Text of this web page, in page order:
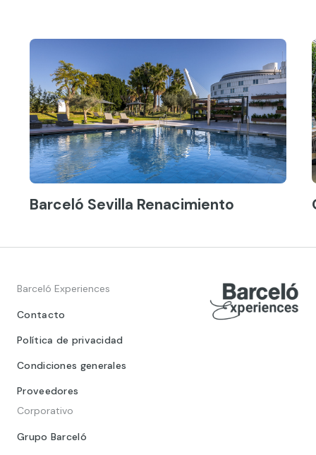
Barceló Sevilla Renacimiento
Barceló Experiences
Contacto
Política de privacidad
Condiciones generales
Proveedores
Corporativo
Grupo Barceló